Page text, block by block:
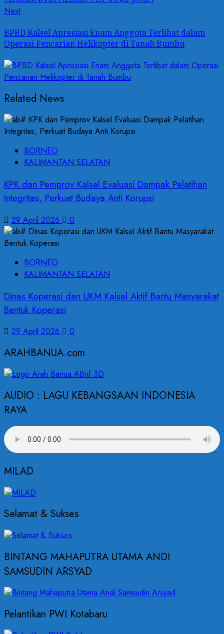
NextNext
BPBD Kalsel Apresiasi Enam Anggota Terlibat dalam
Operasi Pencarian Helikopter di Tanah Bumbu
Related News
BORNEO
KALIMANTAN SELATAN
KPK dan Pemprov Kalsel Evaluasi Dampak Pelatihan
Integritas, Perkuat Budaya Anti Korupsi
29 April 2026 0
BORNEO
KALIMANTAN SELATAN
Dinas Koperasi dan UKM Kalsel Aktif Bantu Masyarakat
Bentuk Koperasi
29 April 2026 0
ARAHBANUA.com
AUDIO : LAGU KEBANGSAAN INDONESIA
RAYA
MILAD
Selamat & Sukses
BINTANG MAHAPUTRA UTAMA ANDI
SAMSUDIN ARSYAD
Pelantikan PWI Kotabaru